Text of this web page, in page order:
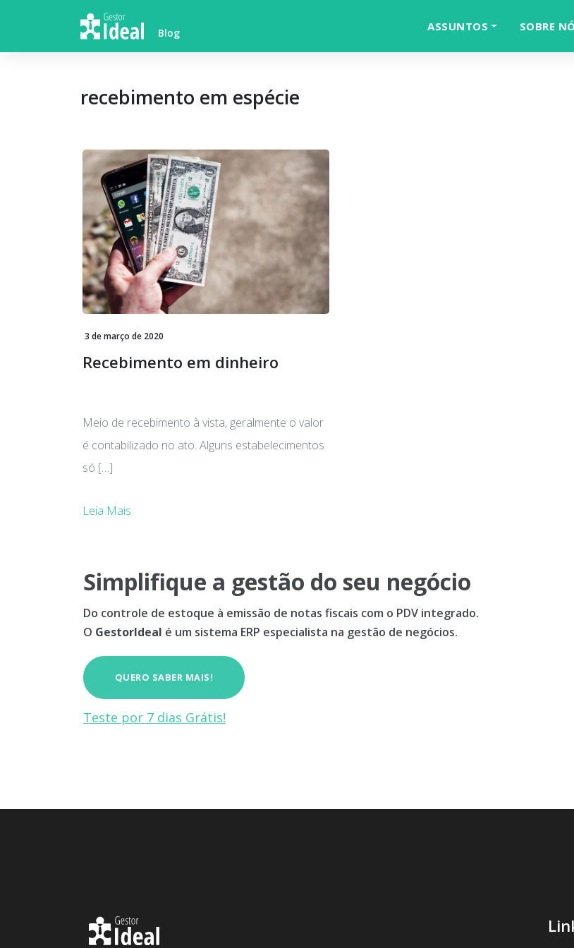
content
Blog ASSUNTOS SOBRE
recebimento em espécie
3 de março de 2020
Recebimento em dinheiro
Meio de recebimento à vista, geralmente o valor
é contabilizado no ato. Alguns estabelecimentos
só […]
Leia Mais
Simplifique a gestão do seu negócio
Do controle de estoque à emissão de notas fiscais com o PDV integrado.
O GestorIdeal é um sistema ERP especialista na gestão de negócios.
QUERO SABER MAIS!
Teste por 7 dias Grátis!